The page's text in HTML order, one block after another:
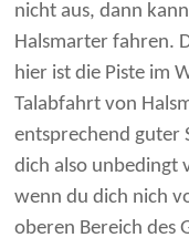
nicht aus, dann
Halsmarter fahren.
hier ist die Piste im
Talabfahrt von
entsprechend guter
dich also unbedingt
wenn du dich nich
oberen Bereich des